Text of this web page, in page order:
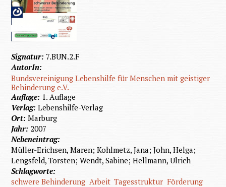
Signatur: 7.BUN.2.F
AutorIn:
Bundsvereinigung Lebenshilfe für Menschen mit geistiger
Behinderung e.V.
Auflage: 1. Auflage
Verlag:Lebenshilfe-Verlag
Ort:Marburg
Jahr: 2007
Nebeneintrag:
Müller-Erichsen, Maren; Kohlmetz, Jana; John, Helga;
Lengsfeld, Torsten; Wendt, Sabine; Hellmann, Ulrich
Schlagworte:
schwere Behinderung Arbeit Tagesstruktur Förderung